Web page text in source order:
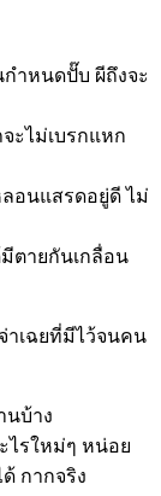
กำหนดปั๊บ ผีถึงจะ
ะไม่เบรกแหก
อนแสรดอยู่ดี ไม่
มีตายกันเกลื่อน
าเฉยที่มีไว้จนคน
นบ้าง
ไรใหม่ๆ หน่อย
กากจริง